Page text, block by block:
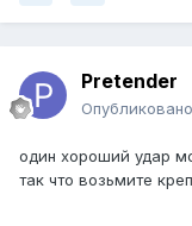
Pretender
Опубликовано
один хороший удар
так что возьмите